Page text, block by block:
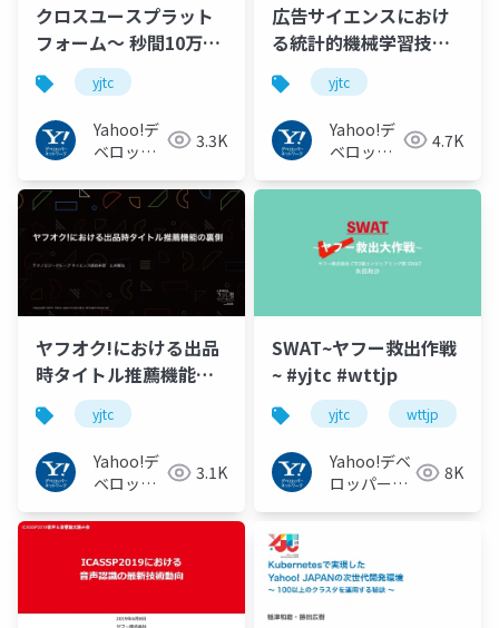
クロスユースプラット
フォーム～ 秒間10万リ
クエスト・レスポンス
タイム100ms以下を実
現するシステム につい
て ～ / YJTC19 in
Shibuya A-4 #yjtc
yjtc
Yahoo!デ
ベロッパ
ワーク
3.3K
広告サイエンスにおけ
る統計的機械学習技術
のご紹介 / YJTC19 in
Shibuya A-5 #yjtc
yjtc
Yahoo!デ
ベロッパ
ワーク
4.7K
ヤフオク!における出品
時タイトル推薦機能の
裏側 / YJTC19 in
Shibuya A-2 #yjtc
yjtc
Yahoo!デ
ベロッパ
ワーク
3.1K
SWAT~ヤフー救出作戦
~ #yjtc #wttjp
yjtc wttjp
Yahoo!デベ
ロッパーネ
8K